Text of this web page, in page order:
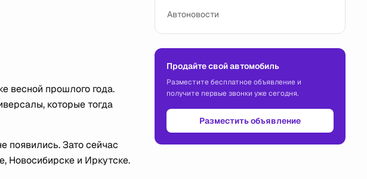
весной прошлого года.
которые тогда
появились. Зато сейчас
Новосибирске и Иркутске.
Автоновости
Продайте свой автомобиль
Разместите бесплатное объявление и
получите первые звонки уже сегодня.
Разместить объявление